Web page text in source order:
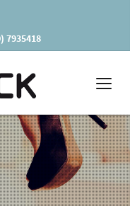
7935418